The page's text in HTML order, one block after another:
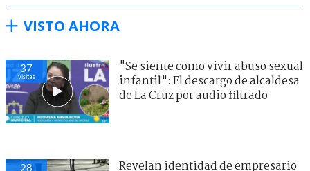
VISTO AHORA
37
visitas
"Se siente como vivir abuso sexual
infantil": El descargo de alcaldesa
de La Cruz por audio filtrado
28 Revelan identidad de empresario